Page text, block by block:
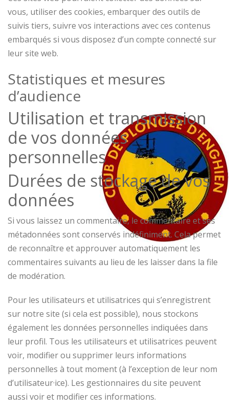
vous, utiliser des cookies, embarquer des outils de
suivis tiers, suivre vos interactions avec ces contenus
embarqués si vous disposez d’un compte connecté sur
leur site web.
Statistiques et mesures
d’audience
Utilisation et transmission
de vos données
personnelles
Durées de stockage de vos
données
Si vous laissez un commentaire, le commentaire et ses
métadonnées sont conservés indéfiniment. Cela permet
de reconnaître et approuver automatiquement les
commentaires suivants au lieu de les laisser dans la file
de modération.
Pour les utilisateurs et utilisatrices qui s’enregistrent
sur notre site (si cela est possible), nous stockons
également les données personnelles indiquées dans
leur profil. Tous les utilisateurs et utilisatrices peuvent
voir, modifier ou supprimer leurs informations
personnelles à tout moment (à l’exception de leur nom
d’utilisateur·ice). Les gestionnaires du site peuvent
aussi voir et modifier ces informations.